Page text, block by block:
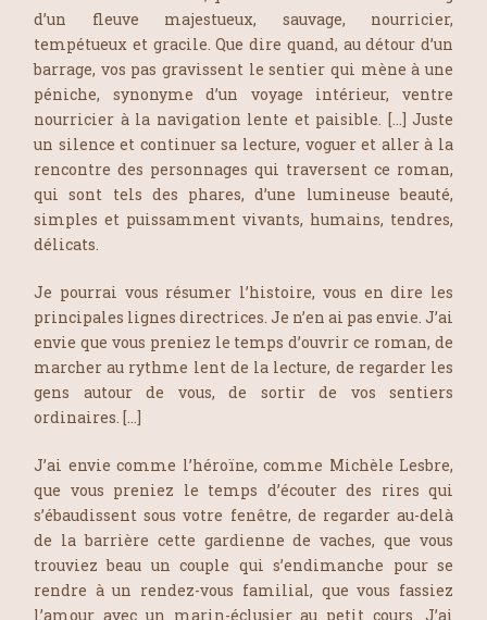
d’un fleuve majestueux, sauvage, nourricier,
tempétueux et gracile. Que dire quand, au détour d’un
barrage, vos pas gravissent le sentier qui mène à une
péniche, synonyme d’un voyage intérieur, ventre
nourricier à la navigation lente et paisible. […] Juste
un silence et continuer sa lecture, voguer et aller à la
rencontre des personnages qui traversent ce roman,
qui sont tels des phares, d’une lumineuse beauté,
simples et puissamment vivants, humains, tendres,
délicats.
Je pourrai vous résumer l’histoire, vous en dire les
principales lignes directrices. Je n’en ai pas envie. J’ai
envie que vous preniez le temps d’ouvrir ce roman, de
marcher au rythme lent de la lecture, de regarder les
gens autour de vous, de sortir de vos sentiers
ordinaires. […]
J’ai envie comme l’héroïne, comme Michèle Lesbre,
que vous preniez le temps d’écouter des rires qui
s’ébaudissent sous votre fenêtre, de regarder au-delà
de la barrière cette gardienne de vaches, que vous
trouviez beau un couple qui s’endimanche pour se
rendre à un rendez-vous familial, que vous fassiez
l’amour avec un marin-éclusier au petit cours. J’ai